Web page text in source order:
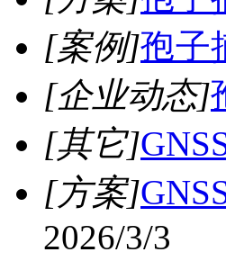
[案例]孢子
[企业动态]
[其它]
[方案]
2026/3/3